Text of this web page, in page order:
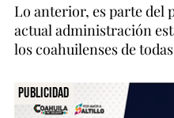
Lo anterior, es parte del
actual administración
los coahuilenses de
Publicidad